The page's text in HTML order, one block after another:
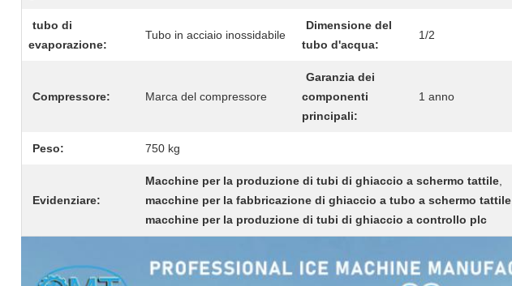
tubo di
evaporazione:
Tubo in acciaio inossidabile
Dimensione del
tubo d'acqua:
1/2
Compressore: Marca del compressore
Garanzia dei
componenti
principali:
1 anno
Peso: 750 kg
Evidenziare:
Macchine per la produzione di tubi di ghiaccio a schermo tattile
macchine per la fabbricazione di ghiaccio a tubo a schermo tattile
macchine per la produzione di tubi di ghiaccio a controllo plc